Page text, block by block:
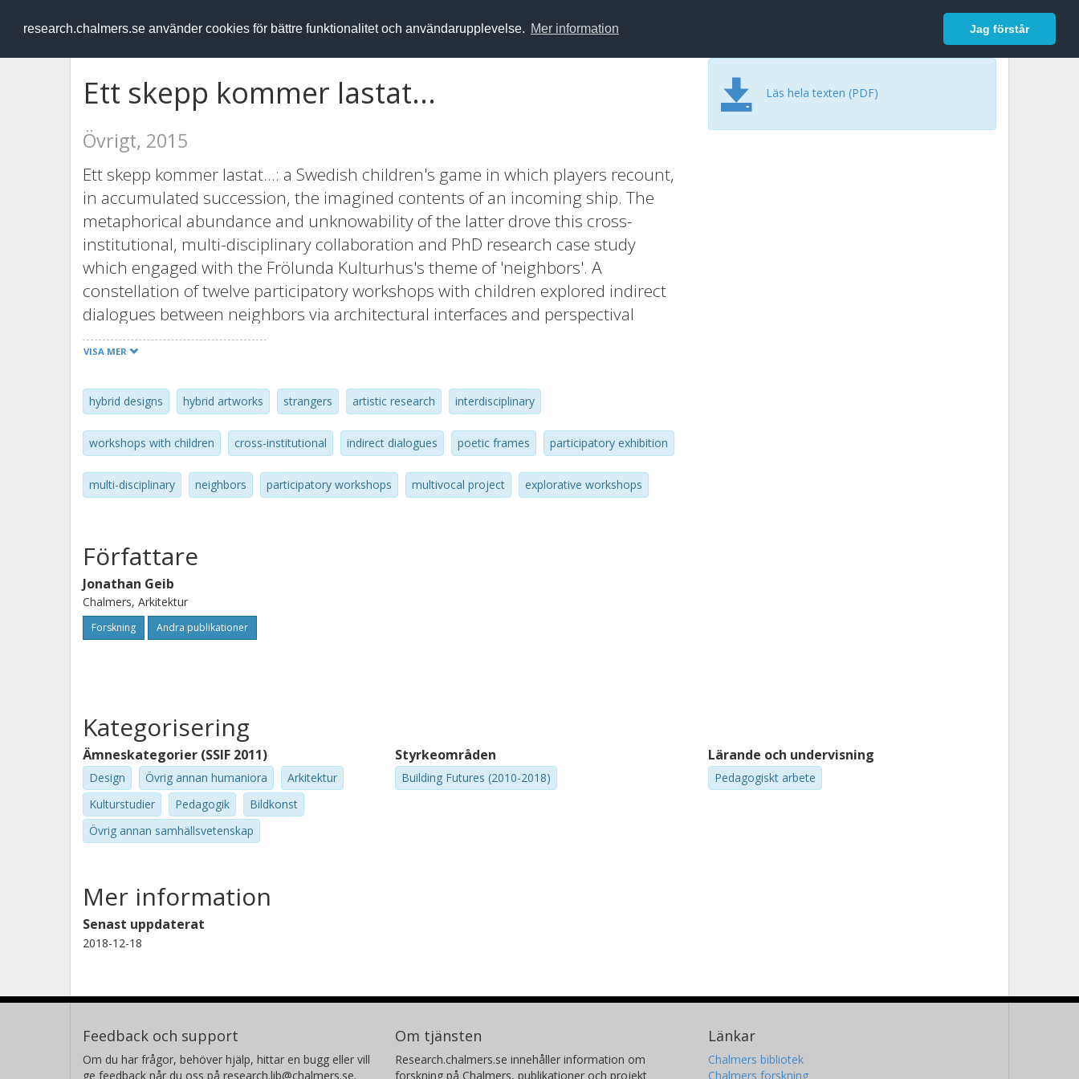
research.chalmers.se använder cookies för bättre funktionalitet och användarupplevelse. Mer information Jag förstår
RESEARCH.chalmers.se Logga in
Ett skepp kommer lastat...
Övrigt, 2015
Ett skepp kommer lastat...: a Swedish children's game in which players recount,
in accumulated succession, the imagined contents of an incoming ship. The
metaphorical abundance and unknowability of the latter drove this cross-
institutional, multi-disciplinary collaboration and PhD research case study
which engaged with the Frölunda Kulturhus's theme of 'neighbors'. A
constellation of twelve participatory workshops with children explored indirect
dialogues between neighbors via architectural interfaces and perspectival
reversals of researcher and subject. The project led to a three-week exhibition in
the Frölunda Kulturhus's main exhibition hall and involved over 165 children
and youth from three different schools.
VISA MER
hybrid designs hybrid artworks strangers artistic research interdisciplinary
workshops with children cross-institutional indirect dialogues poetic frames participatory exhibition
multi-disciplinary neighbors participatory workshops multivocal project explorative workshops
Läs hela texten (PDF)
Författare
Jonathan Geib
Chalmers, Arkitektur
Forskning Andra publikationer
Kategorisering
Ämneskategorier (SSIF 2011)
Design Övrig annan humaniora
Arkitektur
Kulturstudier
Pedagogik
Bildkonst
Övrig annan samhällsvetenskap
Styrkeområden
Building Futures (2010-2018)
Lärande och undervisning
Pedagogiskt arbete
Mer information
Senast uppdaterat
2018-12-18
Feedback och support
Om du har frågor, behöver hjälp, hittar en bugg eller vill
ge feedback når du oss på research.lib@chalmers.se.
Om tjänsten
Research.chalmers.se innehåller information om
forskning på Chalmers, publikationer och projekt
Länkar
Chalmers bibliotek
Chalmers forskning